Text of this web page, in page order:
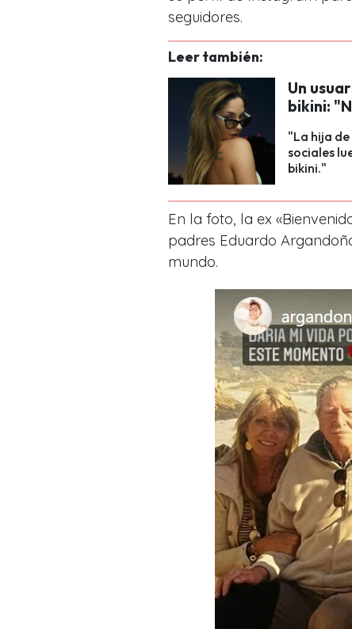
seguidores.
Leer también:
Un
bikini:
"La hija
sociales
bikini."
En la foto, la ex
padres Eduardo
mundo.